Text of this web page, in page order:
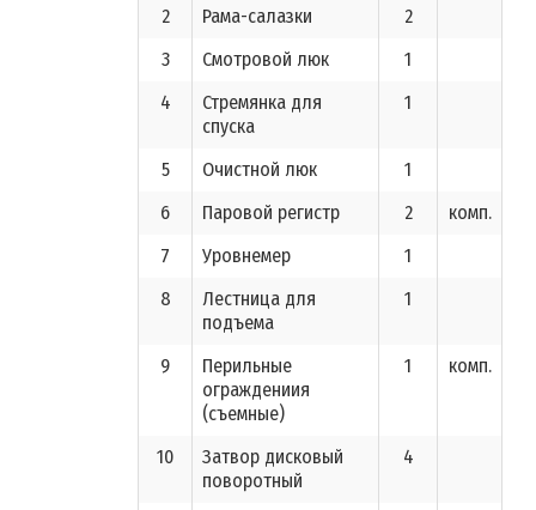
2
Рама-салазки
2
3
Смотровой люк
1
4
Стремянка для
спуска
1
5 Очистной люк
1
6
Паровой регистр 2
комп.
7
Уровнемер
1
8
Лестница для
подъема
1
9
Перильные
ограждениия
(съемные)
1 комп.
10
Затвор дисковый
поворотный
4